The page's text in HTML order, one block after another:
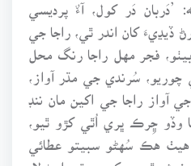
’دَربان دَر کول، آءٌ پرديسي
ڏيڍيءَ کان اندر ٿي، راجا جي
فجر مهل راجا رنگ محل
سُرندي جي مڌر آواز،
آواز راجا جي اکين مان ننڊ
ڇِرڪ ڀري اُٿي کڙو ٿيو،
هيٺ هڪ سُهڻو سبيتو عطائي
خوش ٿيو ۽ کيس مٿي اچڻ لاءِ